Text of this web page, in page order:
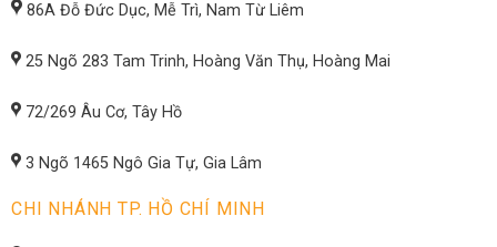
86A Đỗ Đức Dục, Mễ Trì, Nam Từ Liêm
25 Ngõ 283 Tam Trinh, Hoàng Văn Thụ, Hoàng Mai
72/269 Âu Cơ, Tây Hồ
3 Ngõ 1465 Ngô Gia Tự, Gia Lâm
CHI NHÁNH TP. HỒ CHÍ MINH